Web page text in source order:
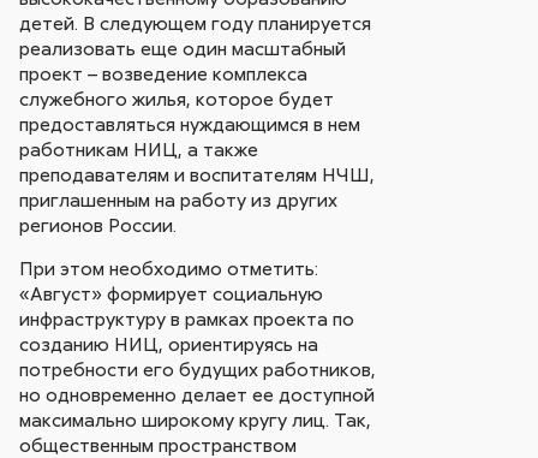
детей. В следующем году планируется
реализовать еще один масштабный
проект – возведение комплекса
служебного жилья, которое будет
предоставляться нуждающимся в нем
работникам НИЦ, а также
преподавателям и воспитателям НЧШ,
приглашенным на работу из других
регионов России.
При этом необходимо отметить:
«Август» формирует социальную
инфраструктуру в рамках проекта по
созданию НИЦ, ориентируясь на
потребности его будущих работников,
но одновременно делает ее доступной
максимально широкому кругу лиц. Так,
общественным пространством